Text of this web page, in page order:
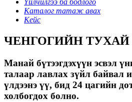
Үйлчилгээ ба бодлого
Каталог татаж авах
Кейс
ЧЕНГОГИЙН ТУХАЙ
Манай бүтээгдэхүүн эсвэл
талаар лавлах зүйл байвал
үлдээнэ үү, бид 24 цагийн
холбогдох болно.